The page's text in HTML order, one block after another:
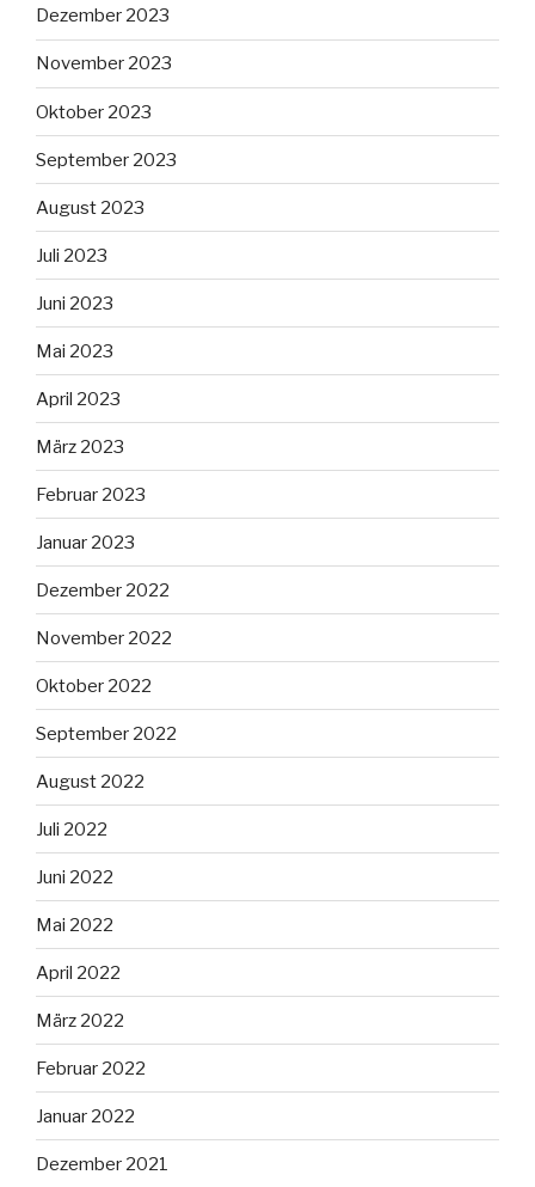
Dezember 2023
November 2023
Oktober 2023
September 2023
August 2023
Juli 2023
Juni 2023
Mai 2023
April 2023
März 2023
Februar 2023
Januar 2023
Dezember 2022
November 2022
Oktober 2022
September 2022
August 2022
Juli 2022
Juni 2022
Mai 2022
April 2022
März 2022
Februar 2022
Januar 2022
Dezember 2021